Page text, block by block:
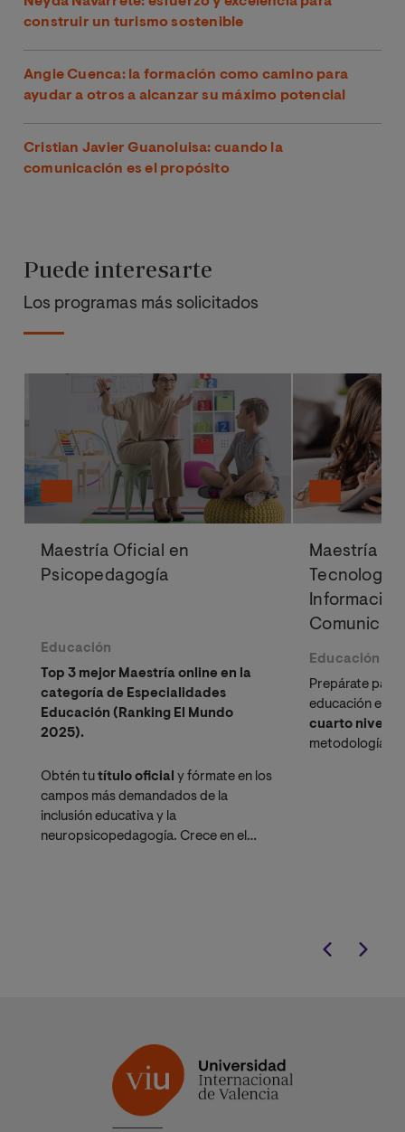
construir un turismo sostenible
Angie Cuenca: la formación como camino para
ayudar a otros a alcanzar su máximo potencial
Cristian Javier Guanoluisa: cuando la
comunicación es el propósito
Puede interesarte
Los programas más solicitados
Maestría Oficial en
Psicopedagogía
Educación
Top 3 mejor Maestría online en la
categoría de Especialidades
Educación (Ranking El Mundo
2025).
Obtén tutítulo oficial y fórmate en los
campos más demandados de la
inclusión educativa y la
neuropsicopedagogía. Crece en el
Maestría
Información
Educación
Educación
Prepárate para
educación en
cuarto nivel
metodologías